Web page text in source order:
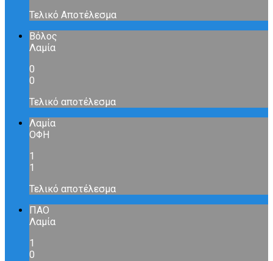
Τελικό Αποτέλεσμα
Βόλος
Λαμία
0
0
Τελικό αποτέλεσμα
Λαμία
ΟΦΗ
1
1
Τελικό αποτέλεσμα
ΠΑΟ
Λαμία
1
0